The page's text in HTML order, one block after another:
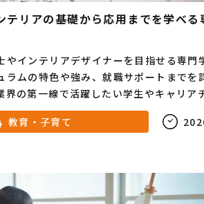
テリアの基礎から応用までを学べる
やインテリアデザイナーを目指せる専門
ラムの特色や強み、就職サポートまでを
界の第一線で活躍したい学生やキャリア
の情報が満載です。
教育・子育て